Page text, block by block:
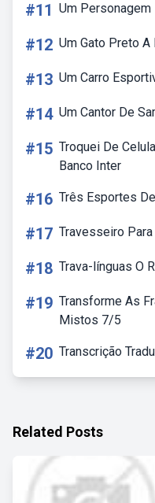
#11 Um
#12 Um Gato Preto A
#13 Um Carro
#14 Um Cantor De
#15 Troquei De
Banco Inter
#16 Três Esportes
#17 Travesseiro
#18 Trava-línguas O
#19 Transforme As
Mistos 7/5
#20 Transcrição
Related Posts